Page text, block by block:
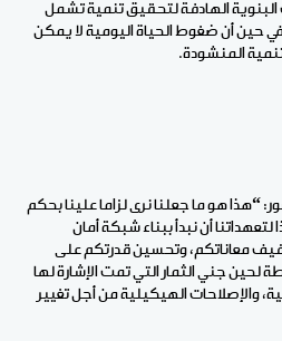
البنوية الهادفة لتحقيق تنمية تشمل
حين أن ضغوط الحياة اليومية لا يمكن
المنشودة.
“هذا هو ما جعلنا نرى لزاما علينا بحكم
أن نبدأ ببناء شبكة أمان
معاناتكم، وتحسين قدرتكم على
لحين جني الثمار التي تمت الإشارة لها
والإصلاحات الهيكيلية من أجل تغيير